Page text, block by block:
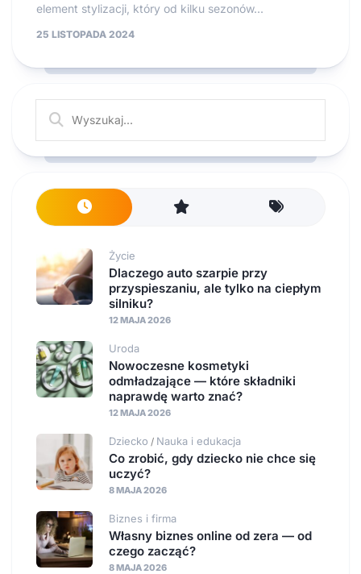
element stylizacji, który od kilku sezonów...
25 LISTOPADA 2024
Życie
Dlaczego auto szarpie przy
przyspieszaniu, ale tylko na ciepłym
silniku?
12 MAJA 2026
Uroda
Nowoczesne kosmetyki
odmładzające — które składniki
naprawdę warto znać?
12 MAJA 2026
Dziecko / Nauka i edukacja
Co zrobić, gdy dziecko nie chce się
uczyć?
8 MAJA 2026
Biznes i firma
Własny biznes online od zera — od
czego zacząć?
8 MAJA 2026